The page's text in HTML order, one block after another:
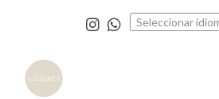
Seleccionar